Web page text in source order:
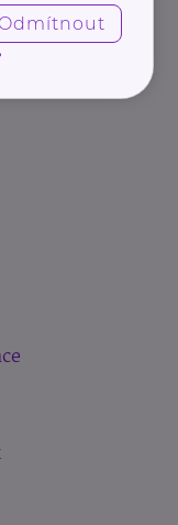
Odmítnout